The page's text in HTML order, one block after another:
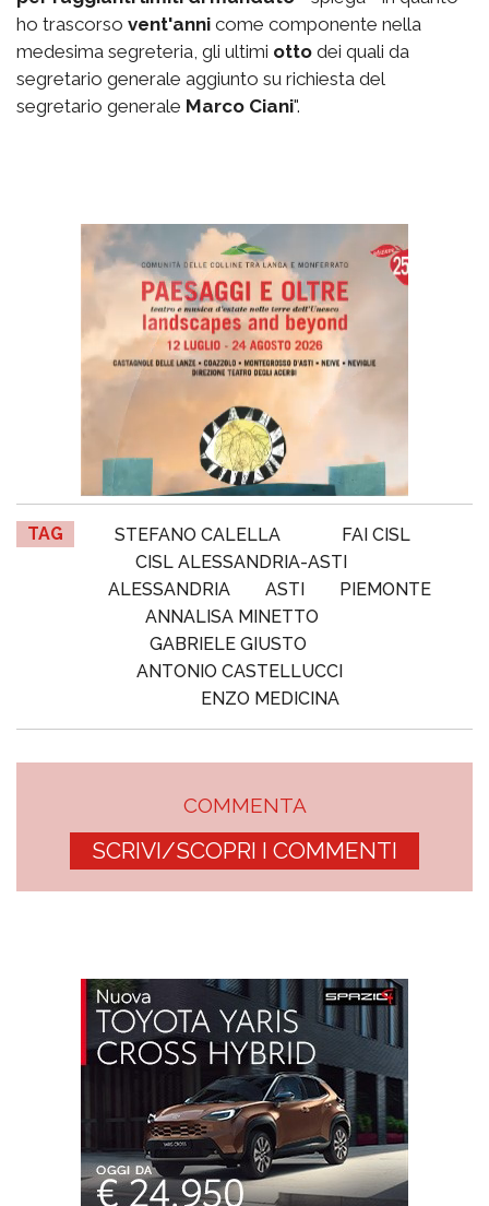
ho trascorso vent'anni come componente nella
medesima segreteria, gli ultimi otto dei quali da
segretario generale aggiunto su richiesta del
segretario generale Marco Ciani".
TAG STEFANO CALELLA
FAI CISL
CISL ALESSANDRIA-ASTI
ALESSANDRIA
ASTI
PIEMONTE
ANNALISA MINETTO
GABRIELE GIUSTO
ANTONIO CASTELLUCCI
ENZO MEDICINA
COMMENTA
SCRIVI/SCOPRI I COMMENTI